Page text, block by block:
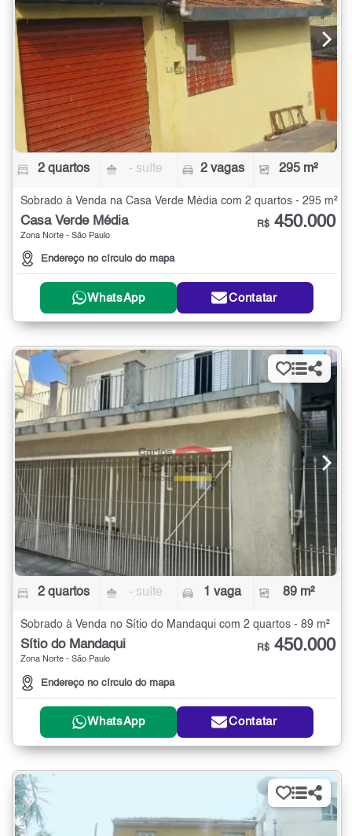
2 quartos - suíte 2 vagas 295 m²
Sobrado à Venda na Casa Verde Média com 2 quartos - 295 m²
Casa Verde Média
Zona Norte - São Paulo
Endereço no círculo do mapa
R$ 450.000
WhatsApp Contatar
2 quartos - suíte 1 vaga 89 m²
Sobrado à Venda no Sítio do Mandaqui com 2 quartos - 89 m²
Sítio do Mandaqui
Zona Norte - São Paulo
Endereço no círculo do mapa
R$ 450.000
WhatsApp Contatar